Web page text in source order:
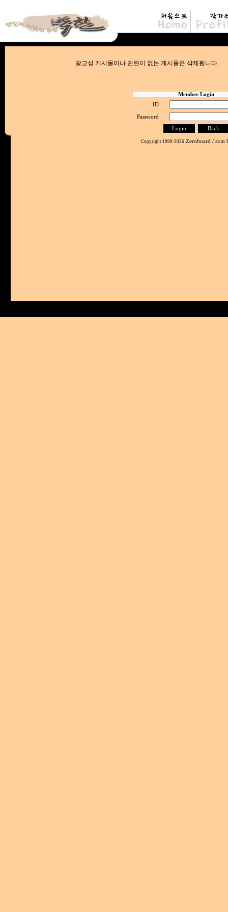
광고성 게시물이나 관련이 없는 게시물
Member Login
ID
Password
Copyright 1999-2026 Zeroboard / skin